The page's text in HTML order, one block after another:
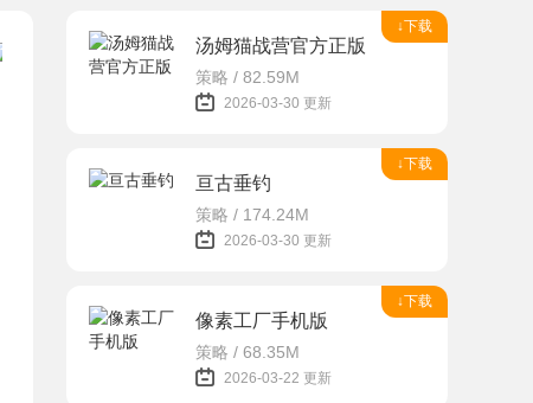
↓下载
汤姆猫战营官方正版
策略 / 82.59M
2026-03-30 更新
↓下载
亘古垂钓
策略 / 174.24M
2026-03-30 更新
↓下载
像素工厂手机版
策略 / 68.35M
2026-03-22 更新